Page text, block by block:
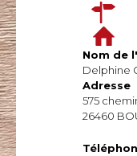
Nom de
Delphine
Adresse
575
26460